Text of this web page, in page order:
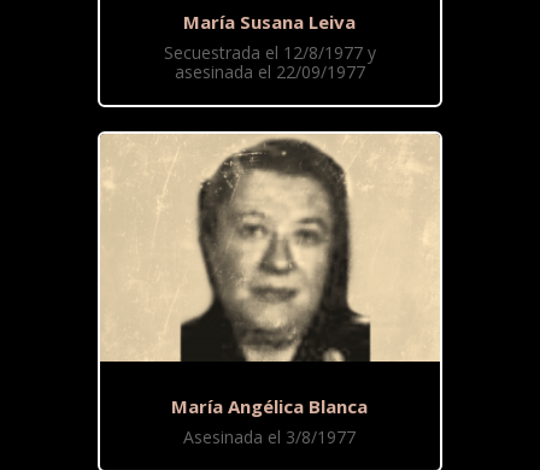
María Susana Leiva
Secuestrada el 12/8/1977 y
asesinada el 22/09/1977
María Angélica Blanca
Asesinada el 3/8/1977